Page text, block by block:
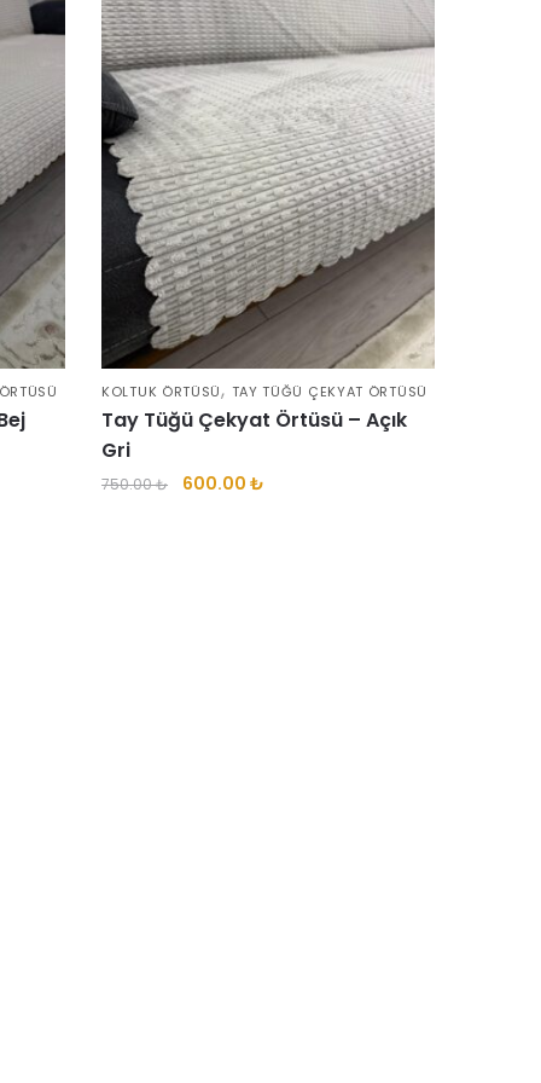
KOLTUK ÖRTÜSÜ, TAY TÜĞÜ ÇEKYAT ÖRTÜSÜ
Tay Tüğü Çekyat Örtüsü – Açık
Gri
750.00₺
Orijinal
600.00₺